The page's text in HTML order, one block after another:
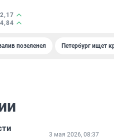
позеленел Петербург ищет
3 мая 2026, 08:37